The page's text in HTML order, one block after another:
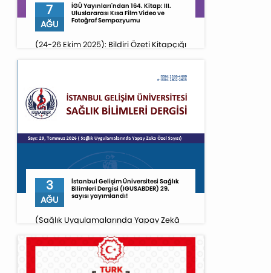
7
AĞU
İGÜ Yayınları'ndan 164. Kitap: III.
Uluslararası Kısa Film Video ve
Fotoğraf Sempozyumu
(24-26 Ekim 2025): Bildiri Özeti Kitapçığı
3
AĞU
İstanbul Gelişim Üniversitesi Sağlık
Bilimleri Dergisi (IGUSABDER) 29.
sayısı yayımlandı!
(Sağlık Uygulamalarında Yapay Zekâ